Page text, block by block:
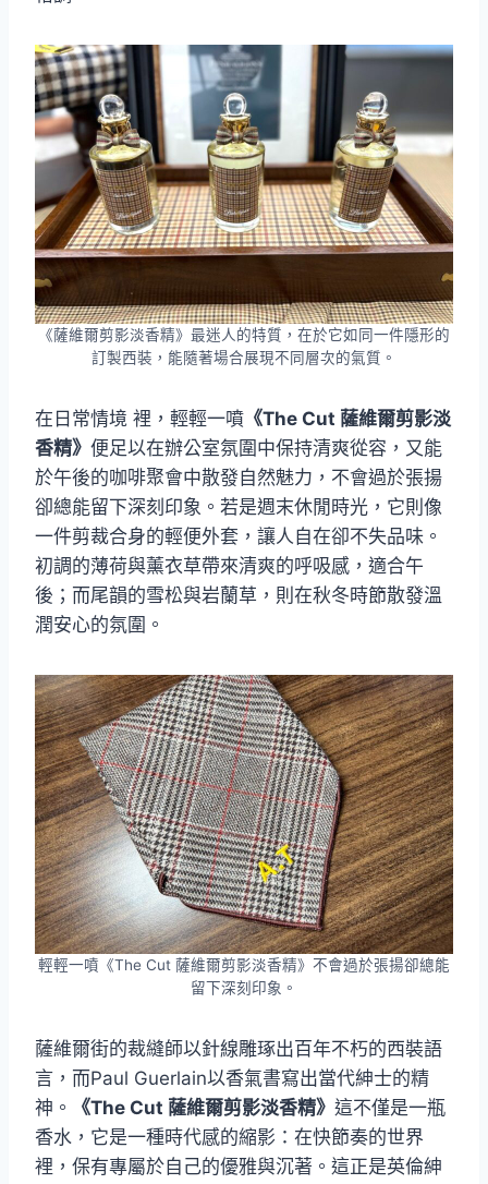
《薩維爾剪影淡香精》最迷人的特質，在於它如同一件隱形的
訂製西裝，能隨著場合展現不同層次的氣質。
在日常情境 裡，輕輕一噴 《The Cut 薩維爾剪影淡
香精》 便足以在辦公室氛圍中保持清爽從容，又能
於午後的咖啡聚會中散發自然魅力，不會過於張揚
卻總能留下深刻印象。若是週末休閒時光，它則像
一件剪裁合身的輕便外套，讓人自在卻不失品味。
初調的薄荷與薰衣草帶來清爽的呼吸感，適合午
後；而尾韻的雪松與岩蘭草，則在秋冬時節散發溫
潤安心的氛圍。
輕輕一噴《The Cut 薩維爾剪影淡香精》不會過於張揚卻總能
留下深刻印象。
薩維爾街的裁縫師以針線雕琢出百年不朽的西裝語
言，而Paul Guerlain以香氣書寫出當代紳士的精
神。
《The Cut 薩維爾剪影淡香精》 這不僅是一瓶
香水，它是一種時代感的縮影：在快節奏的世界
裡，保有專屬於自己的優雅與沉著。這正是英倫紳